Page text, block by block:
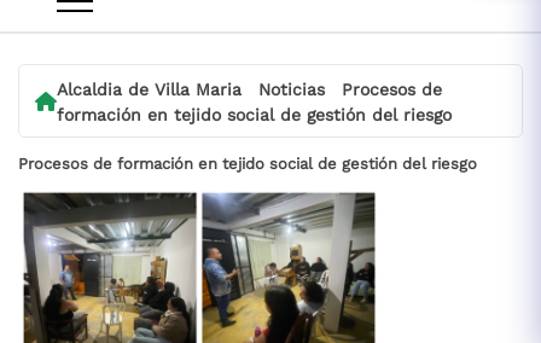
Alcaldia de Villa Maria Noticias
Procesos de
formación en tejido social de gestión del riesgo
Procesos de formación en tejido social de gestión del riesgo